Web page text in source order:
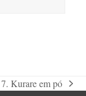
next
7. Kurare em pó